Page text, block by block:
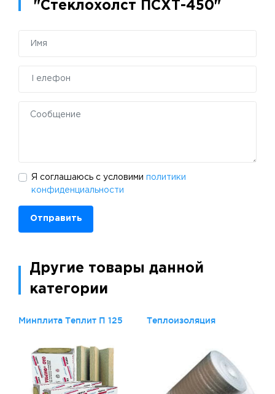
"Стеклохолст ПСХТ-450"
Я соглашаюсь с условими политики
конфиденциальности
Отправить
Другие товары данной
категории
Минплита Теплит П 125 Теплоизоляция